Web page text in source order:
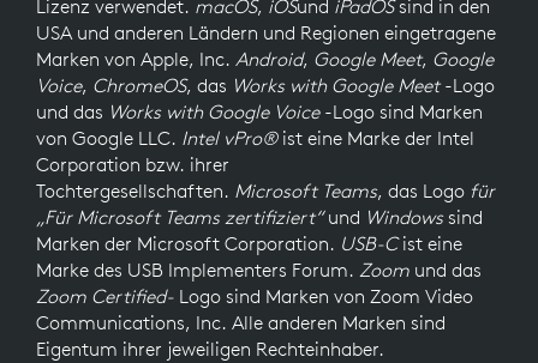
Lizenz verwendet. macOS, iOSund iPadOSsind in den
USA und anderen Ländern und Regionen eingetragene
Marken von Apple, Inc. Android, Google Meet, Google
Voice, ChromeOS, das Works with Google Meet-Logo
und das Works with Google Voice-Logo sind Marken
von Google LLC. Intel vPro®ist eine Marke der Intel
Corporation bzw. ihrer
Tochtergesellschaften. Microsoft Teams, das Logo für
„Für Microsoft Teams zertifiziert“und Windowssind
Marken der Microsoft Corporation. USB-Cist eine
Marke des USB Implementers Forum. Zoom und das
Zoom Certified- Logo sind Marken von Zoom Video
Communications, Inc. Alle anderen Marken sind
Eigentum ihrer jeweiligen Rechteinhaber.